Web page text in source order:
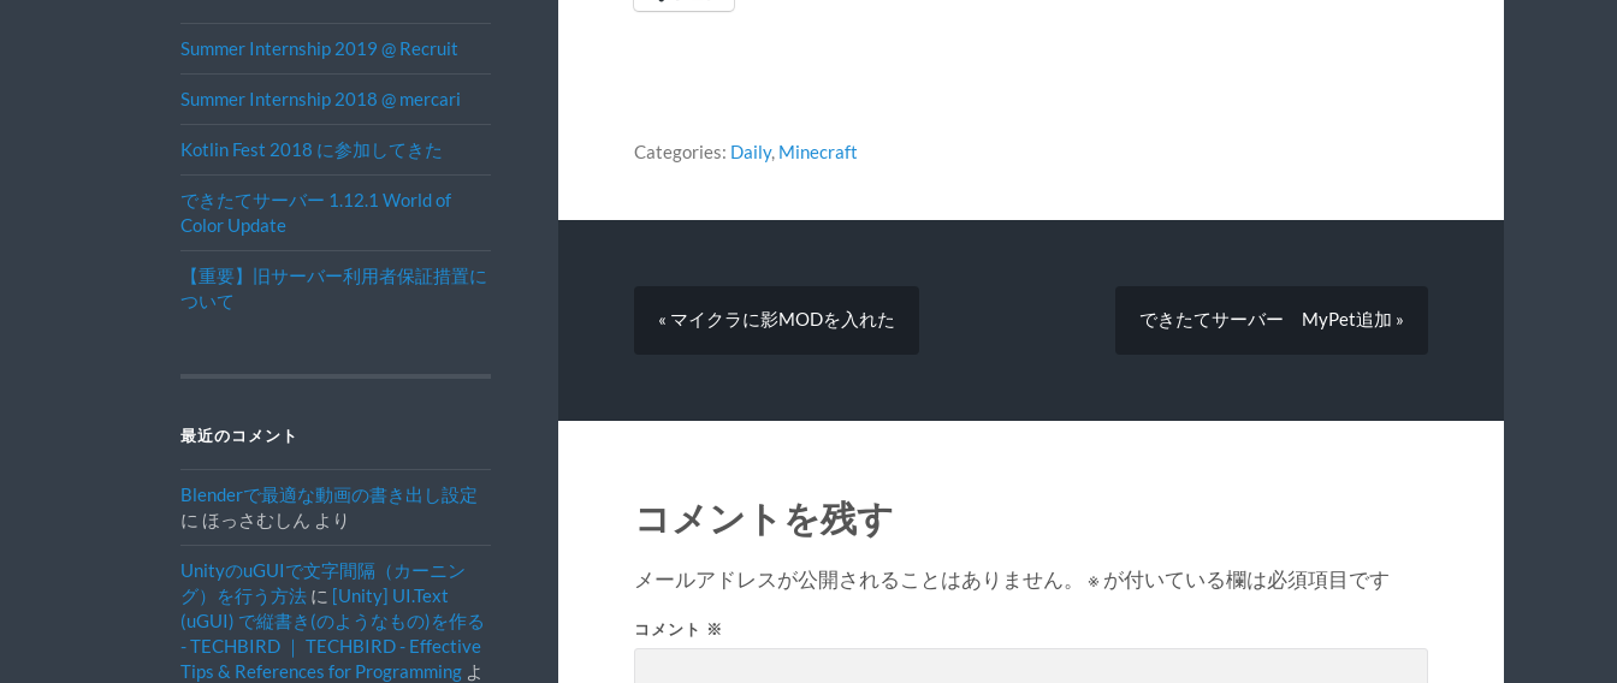
Summer Internship 2019 @ Recruit
Summer Internship 2018 @ mercari
Kotlin Fest 2018 に参加してきた
できたてサーバー 1.12.1 World of
Color Update
【重要】旧サーバー利用者保証措置に
ついて
最近のコメント
Blenderで最適な動画の書き出し設定
に ほっさむしん より
UnityのuGUIで文字間隔（カーニン
グ）を行う方法に [Unity] UI.Text
(uGUI) で縦書き(のようなもの)を作る
- TECHBIRD ｜ TECHBIRD - Effective
Tips & References for Programmingよ
Categories: Daily, Minecraft
« マイクラに影MODを入れた できたてサーバー MyPet追加 »
コメントを残す
メールアドレスが公開されることはありません。 ※ が付いている欄は必須項目です
コメント ※